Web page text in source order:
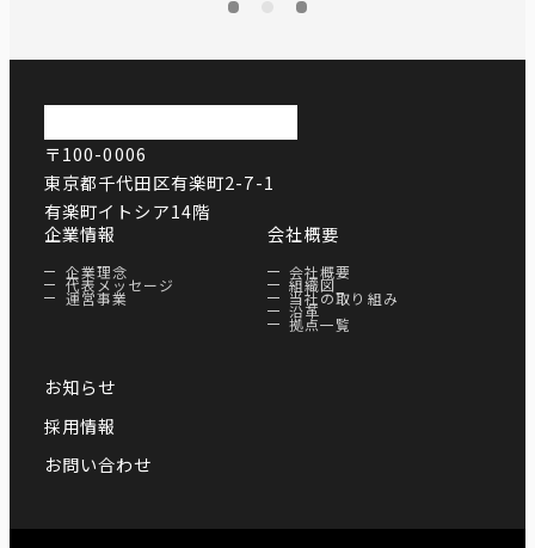
〒100-0006
東京都千代田区有楽町2-7-1
有楽町イトシア14階
企業情報
企業理念
代表メッセージ
運営事業
会社概要
会社概要
組織図
当社の取り組み
沿革
拠点一覧
お知らせ
採用情報
お問い合わせ